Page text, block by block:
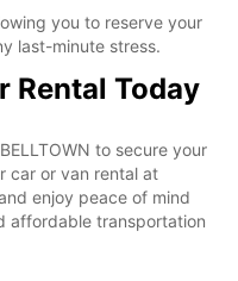
you to reserve your
last-minute stress.
Rental Today
to secure your
car or van rental at
enjoy peace of mind
affordable transportation